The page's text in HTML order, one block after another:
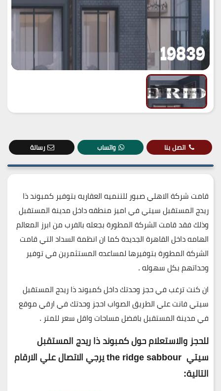
اتصل بنا واتساب رسالة
قامت شركة الاهلي صبور للتنميه العقاريه بتوفير كمبوند ذا
ريدج المستقبل سيتي في اميز منطقه داخل مدينة المستقبل
وذلك فقد قامت الشركة المطورة بجعله بالفرب من ابرز المعالم
الهامه داخل القاهرة الجديدة كما ان انظمة السداد التي قامت
الشركة المطورة بتوفيرها لمساعده المستثمرين في توفير
وحداتهم بكل سهوله .
ان كنت ترغب في حجز وحدتك داخل كمبوند ذا ريدج المستقبل
سيتي فانت علي الطريق الصواب احجز وحدتك في ارقي موقع
في مدينة المستقبل بافضل مساحات واقل سعر للمتر .
للحجز والاستعلام حول كمبوند ذا ريدج المستقبل
سيتي the ridge sabbour يرجي الاتصال علي الارقام
التالية: